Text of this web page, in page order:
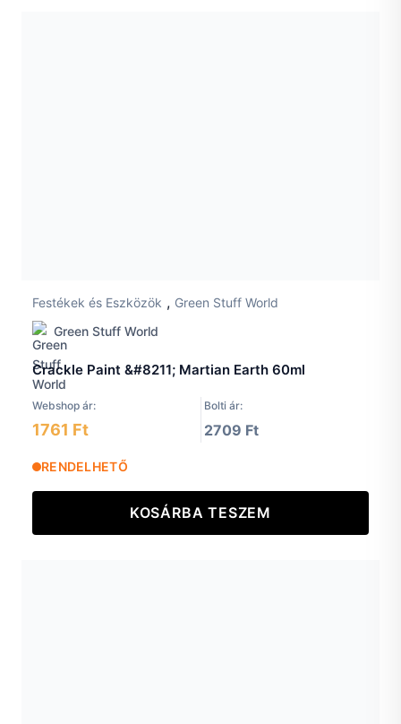
Festékek és Eszközök , Green Stuff World
Green Stuff World
Crackle Paint &#8211; Martian Earth 60ml
Webshop ár: Bolti ár:
1761 Ft 2709 Ft
RENDELHETŐ
KOSÁRBA TESZEM